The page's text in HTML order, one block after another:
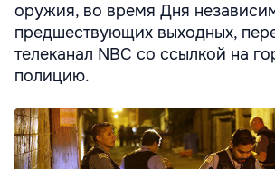
оружия, во время Дня
предшествующих выходных,
телеканал NBC со ссылкой на
полицию.